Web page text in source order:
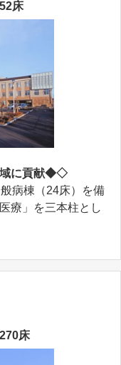
床
域に貢献◆◇
病棟（24床）を備
療」を三本柱とし
床